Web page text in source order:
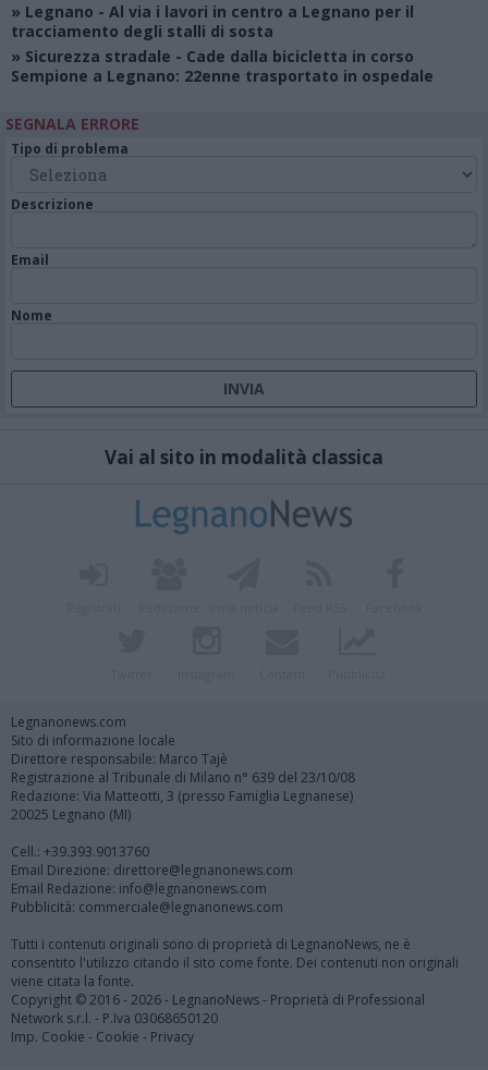
» Legnano - Al via i lavori in centro a Legnano per il
tracciamento degli stalli di sosta
» Sicurezza stradale - Cade dalla bicicletta in corso
Sempione a Legnano: 22enne trasportato in ospedale
SEGNALA ERRORE
Tipo di problema
Descrizione
Email
Nome
Vai al sito in modalità classica
Legnanonews.com
Sito di informazione locale
Direttore responsabile: Marco Tajè
Registrazione al Tribunale di Milano n° 639 del 23/10/08
Redazione: Via Matteotti, 3 (presso Famiglia Legnanese)
20025 Legnano (MI)
Cell.: +39.393.9013760
Email Direzione: direttore@legnanonews.com
Email Redazione: info@legnanonews.com
Pubblicità: commerciale@legnanonews.com
Tutti i contenuti originali sono di proprietà di LegnanoNews, ne è
consentito l'utilizzo citando il sito come fonte. Dei contenuti non originali
viene citata la fonte.
Copyright © 2016 - 2026 - LegnanoNews - Proprietà di Professional
Network s.r.l. - P.Iva 03068650120
Imp. Cookie - Cookie - Privacy